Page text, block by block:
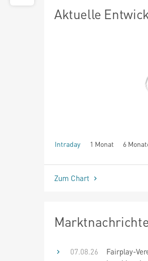
Aktuelle
Intraday 1 Monat 6
seit Beginn
Zum Chart
07.08.26
Fairplay-